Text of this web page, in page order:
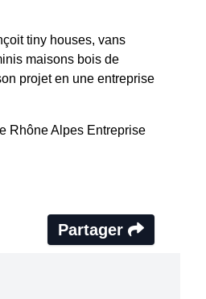
tiny houses, vans
maisons bois de
projet en une entreprise
Rhône Alpes Entreprise
Partager